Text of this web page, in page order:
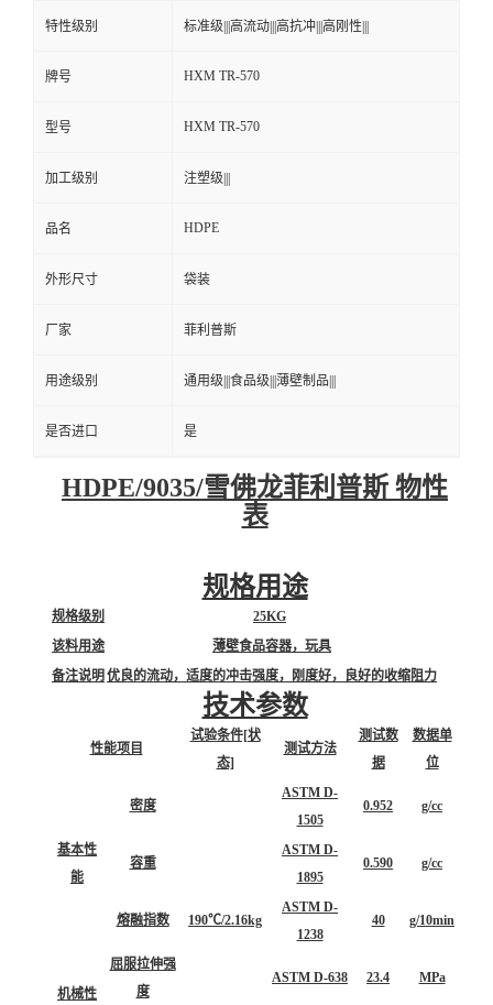
特性级别 标准级|||高流动|||高抗冲|||高刚性|||
牌号 HXM TR-570
型号 HXM TR-570
加工级别 注塑级|||
品名 HDPE
外形尺寸 袋装
厂家 菲利普斯
用途级别 通用级|||食品级|||薄壁制品|||
是否进口 是
HDPE/9035/雪佛龙菲利普斯 物性
表
规格用途
规格级别
25KG
该料用途
薄壁食品容器，玩具
备注说明 优良的流动，适度的冲击强度，刚度好，良好的收缩阻力
技术参数
性能项目
试验条件[状
态]
测试方法
测试数
据
数据单
位
基本性
能
密度
ASTM D-
1505
0.952 g/cc
容重
ASTM D-
1895
0.590 g/cc
熔融指数 190℃/2.16kg
ASTM D-
1238
40 g/10min
机械性
屈服拉伸强
度
ASTM D-638 23.4 MPa